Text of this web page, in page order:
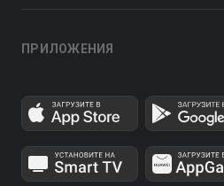
ПРИЛОЖЕНИЯ